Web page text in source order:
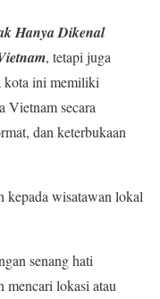
Hanya Dikenal
, tetapi juga
kota ini memiliki
Vietnam secara
dan keterbukaan
wisatawan lokal
senang hati
mencari lokasi atau